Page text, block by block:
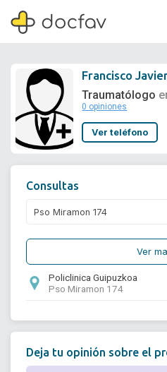
Francisco
Traumatólogo
0 opiniones
Ver teléfono
Consultas
Ver
Policlinica Guipuzkoa
Pso Miramon 174
Deja tu opinión sobre el